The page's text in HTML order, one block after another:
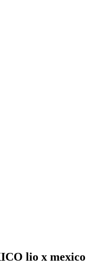
lio x mexico